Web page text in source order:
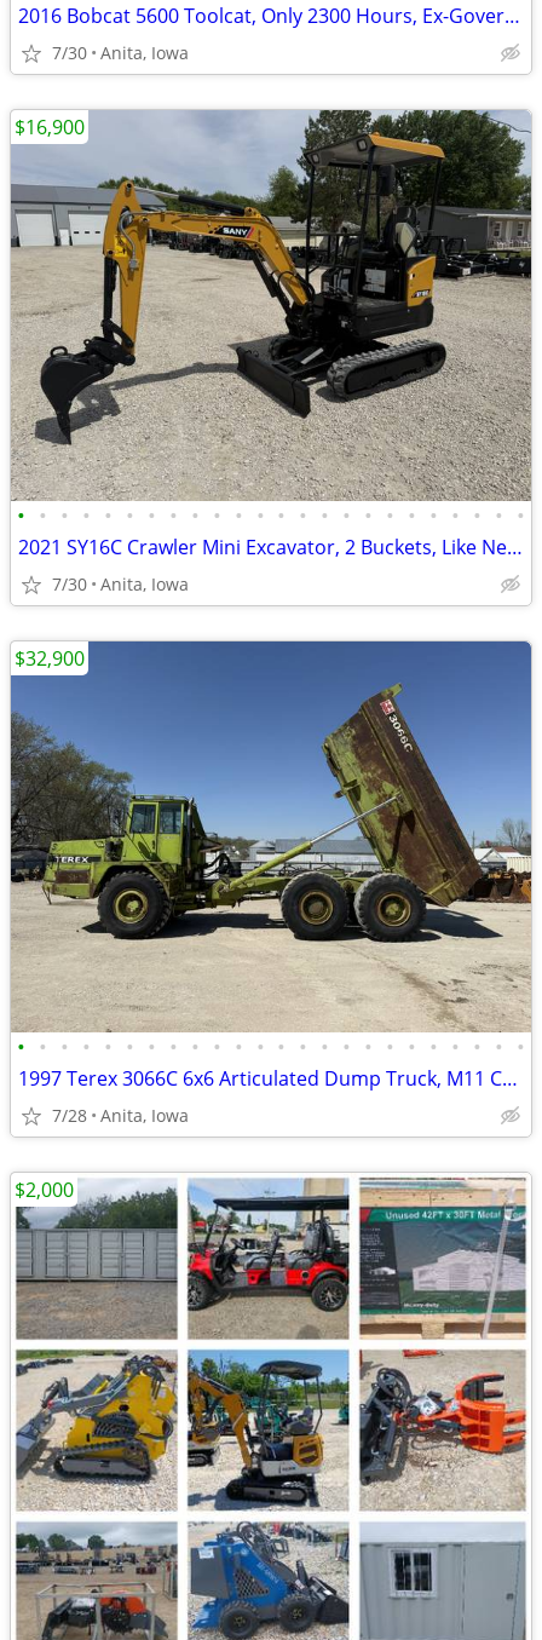
2016 Bobcat 5600 Toolcat, Only 2300 Hours, Ex-Government, No Rust!
7/30 Anita, Iowa
• • • • • • • • • • • • • • • • • • • • • • • •
2021 SY16C Crawler Mini Excavator, 2 Buckets, Like New 300 Hours!!!
7/30 Anita, Iowa
$16,900
• • • • • • • • • • • • • • • • • • • • • • • •
1997 Terex 3066C 6x6 Articulated Dump Truck, M11 Cummins, Works Great!
7/28 Anita, Iowa
$32,900
$2,000